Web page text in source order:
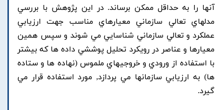
آنها را به حداقل ممکن برساند. در اين پژوهش با بررسي
مدلهاي تعالي سازماني معيارهاي مناسب جهت ارزيابي
عملکرد و تعالي سازماني شناسايي مي شوند و سپس همين
معيارها و عناصر در رويکرد تحليل پوششي داده ها که بيشتر
با استفاده از ورودي و خروجيهاي ملموس (نهاده ها و ستاده
ها) به ارزيابي سازمانها مي پردازد, مورد استفاده قرار مي
گيرد.